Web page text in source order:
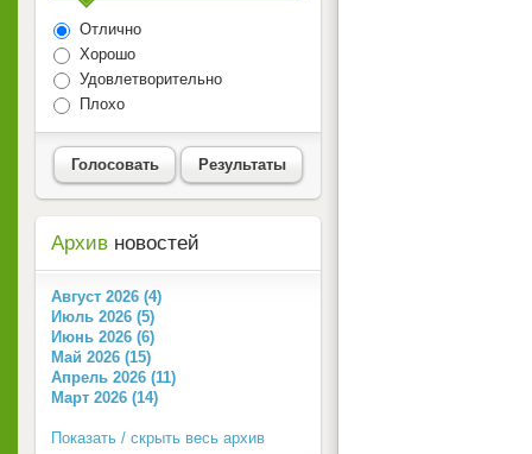
Отлично
Хорошо
Удовлетворительно
Плохо
Голосовать Результаты
Архив новостей
Август 2026 (4)
Июль 2026 (5)
Июнь 2026 (6)
Май 2026 (15)
Апрель 2026 (11)
Март 2026 (14)
Показать / скрыть весь архив